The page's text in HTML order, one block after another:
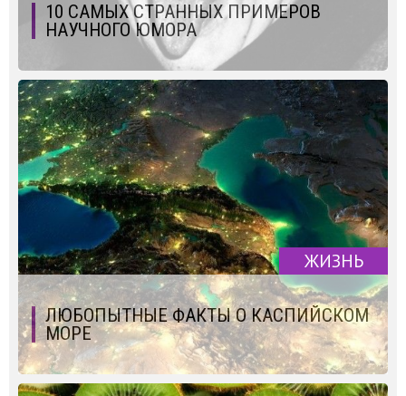
10 САМЫХ СТРАННЫХ ПРИМЕРОВ
НАУЧНОГО ЮМОРА
ЖИЗНЬ
ЛЮБОПЫТНЫЕ ФАКТЫ О КАСПИЙСКОМ
МОРЕ